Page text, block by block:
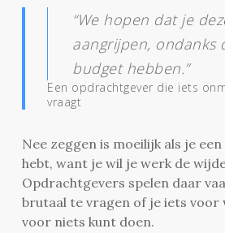
“We hopen dat je
aangrijpen, ondanks
budget hebben.”
Een opdrachtgever die iets
vraagt
Nee zeggen is moeilijk als je
hebt, want je wil je werk de
Opdrachtgevers spelen daar
brutaal te vragen of je iets voor
voor niets kunt doen.